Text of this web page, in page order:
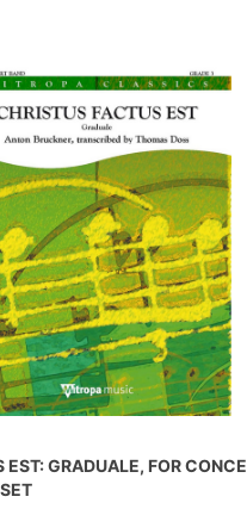
EST: GRADUALE, FOR